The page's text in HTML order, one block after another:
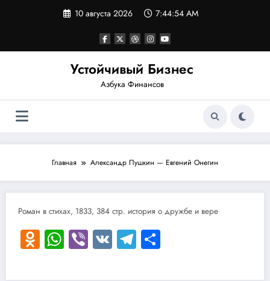
10 августа 2026 7:44:54 AM
Устойчивый Бизнес
Азбука Финансов
Главная Александр Пушкин — Евгений Онегин
Роман в стихах, 1833, 384 стр. история о дружбе и вере
Odnoklassniki
WhatsApp
Viber
VKTelegram